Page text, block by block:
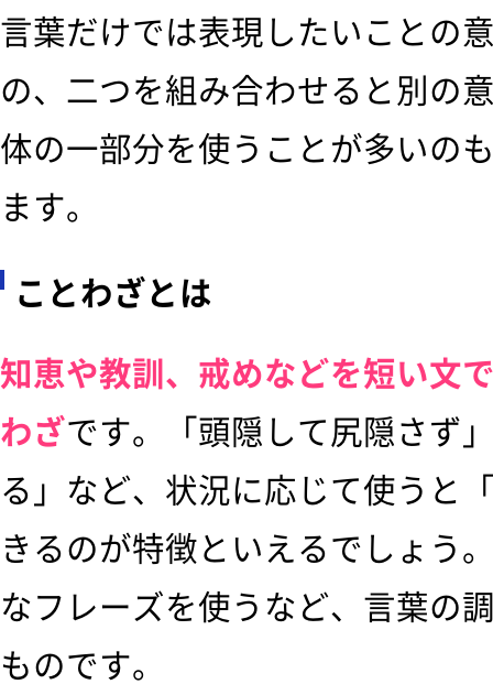
言葉だけでは表現したいことの
の、二つを組み合わせると別の
体の一部分を使うことが多いの
ます。
ことわざとは
知恵や教訓、戒めなどを短い文
わざです。「頭隠して尻隠さず
る」など、状況に応じて使うと
きるのが特徴といえるでしょう
なフレーズを使うなど、言葉の
ものです。